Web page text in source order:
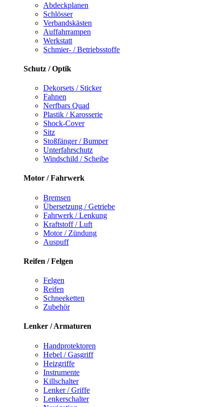
Abdeckplanen
Schlösser
Verbandskästen
Auffahrrampen
Werkstatt
Schmier- / Betriebsstoffe
Schutz / Optik
Dekorsets / Sticker
Fahnen
Nerfbars Quad
Plastik / Karosserie
Shock-Cover
Sitz
Stoßfänger / Bumper
Unterfahrschutz
Windschild / Scheibe
Motor / Fahrwerk
Bremsen
Übersetzung / Getriebe
Fahrwerk / Lenkung
Kraftstoff / Luft
Motor / Zündung
Auspuff
Reifen / Felgen
Felgen
Reifen
Schneeketten
Zubehör
Lenker / Armaturen
Handprotektoren
Hebel / Gasgriff
Heizgriffe
Instrumente
Killschalter
Lenker / Griffe
Lenkerschalter